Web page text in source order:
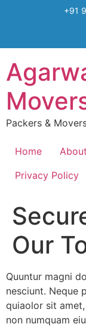
+91
content
Packers &
Home About
Privacy Policy
Our
Quuntur magni
nesciunt. Neque
quiaolor sit
non numquam